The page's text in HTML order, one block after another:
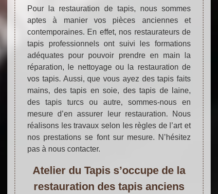
Pour la restauration de tapis, nous sommes
aptes à manier vos pièces anciennes et
contemporaines. En effet, nos restaurateurs de
tapis professionnels ont suivi les formations
adéquates pour pouvoir prendre en main la
réparation, le nettoyage ou la restauration de
vos tapis. Aussi, que vous ayez des tapis faits
mains, des tapis en soie, des tapis de laine,
des tapis turcs ou autre, sommes-nous en
mesure d’en assurer leur restauration. Nous
réalisons les travaux selon les règles de l’art et
nos prestations se font sur mesure. N’hésitez
pas à nous contacter.
Atelier du Tapis s’occupe de la
restauration des tapis anciens